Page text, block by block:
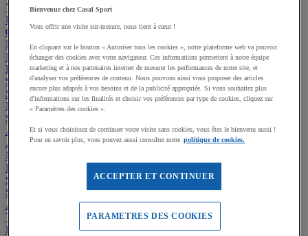
Voir toutes les catégories
Promotions
Offre responsable
Manutan Expert
Nos services Installations multisports Contactez-nous
Equipement multisport
Sports collectifs
Sports de raquettes
Musculation et Fitness
Sports outdoor
Aménagement extérieur - Stades, Aires de jeux
Aménagement intérieur - Gymnases et locaux
Matériel de Gymnastique & Sports Artistiques
Éveil, Jeux et Motricité
Sports de Combat
Sports Aquatiques
Athlétisme
Textile et bagagerie
Handisport et Sport adapté
Bienvenue chez Casal Sport
Vous offrir une visite sur-mesure, nous tient à cœur !
En cliquant sur le bouton « Autoriser tous les cookies », notre plateforme web va pouvoir
échanger des cookies avec votre navigateur. Ces informations permettent à notre équipe
marketing et à nos partenaires internet de mesurer les performances de notre site, et
d'analyser vos préférences de contenu. Nous pouvons ainsi vous proposer des articles
encore plus adaptés à vos besoins et de la publicité appropriée. Si vous souhaitez plus
d'informations sur les finalités et choisir vos préférences par type de cookies, cliquez sur
« Paramètres des cookies ».
Et si vous choisissez de continuer votre visite sans cookies, vous êtes le bienvenu aussi !
Pour en savoir plus, vous pouvez aussi consulter notre politique de cookies.
ACCEPTER ET CONTINUER
PARAMETRES DES COOKIES